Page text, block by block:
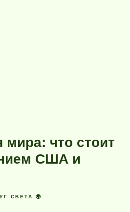
мира: что стоит
США и
СВЕТА 🌍